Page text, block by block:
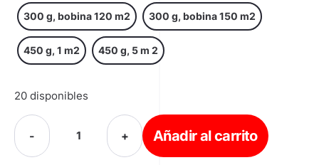
300 g, bobina 120 m2 300 g, bobina 150 m2
450 g, 1 m2 450 g, 5 m 2
20 disponibles
- + Añadir al carrito